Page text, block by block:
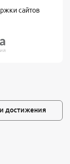
сайтов
достижения